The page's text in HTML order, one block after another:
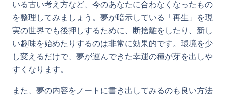
いる古い考え方など、今のあなたに合わなくなったもの
を整理してみましょう。夢が暗示している「再生」を現
実の世界でも後押しするために、断捨離をしたり、新し
い趣味を始めたりするのは非常に効果的です。環境を少
し変えるだけで、夢が運んできた幸運の種が芽を出しや
すくなります。
また、夢の内容をノートに書き出してみるのも良い方法